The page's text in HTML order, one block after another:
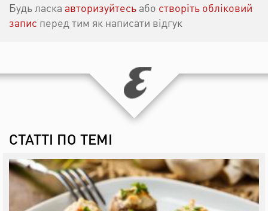
Будь ласка авторизуйтесь або створіть обліковий
запис перед тим як написати відгук
СТАТТІ ПО ТЕМІ